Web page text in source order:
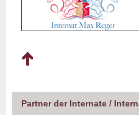
Partner der Internate /